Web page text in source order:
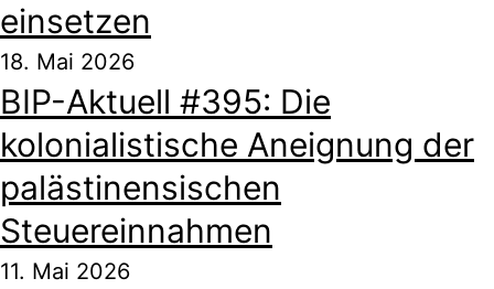
einsetzen
18. Mai 2026
BIP-Aktuell #395: Die
kolonialistische Aneignung der
palästinensischen
Steuereinnahmen
11. Mai 2026